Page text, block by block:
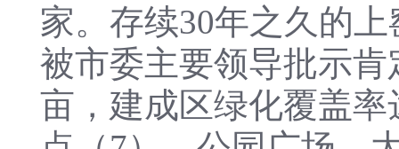
家。存续30年之久的
被市委主要领导批示
亩，建成区绿化覆盖